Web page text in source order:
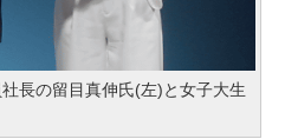
長の留目真伸氏(左)と女子大生